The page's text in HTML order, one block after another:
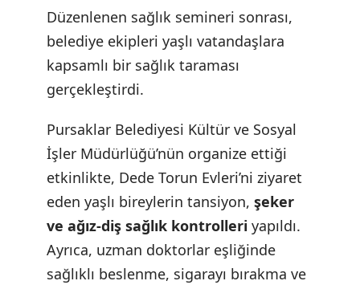
Düzenlenen sağlık semineri sonrası,
belediye ekipleri yaşlı vatandaşlara
kapsamlı bir sağlık taraması
gerçekleştirdi.
Pursaklar Belediyesi Kültür ve Sosyal
İşler Müdürlüğü’nün organize ettiği
etkinlikte, Dede Torun Evleri’ni ziyaret
eden yaşlı bireylerin tansiyon, şeker
ve ağız-diş sağlık kontrolleri yapıldı.
Ayrıca, uzman doktorlar eşliğinde
sağlıklı beslenme, sigarayı bırakma ve